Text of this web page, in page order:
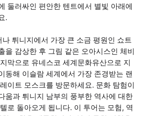
둘러싸인 편안한 텐트에서 별빛 아래에
.
튀니지에서 가장 큰 소금 평원인 쇼트
을 감상한 후 그림 같은 오아시스인 체비
막으로 유네스코 세계문화유산으로 지
동해 이슬람 세계에서 가장 존경받는 랜
이트 모스크를 방문하세요. 문화 탐험이
움과 튀니지 남부의 풍부한 역사에 대한
로 돌아오게 됩니다. 이 투어는 모험, 역